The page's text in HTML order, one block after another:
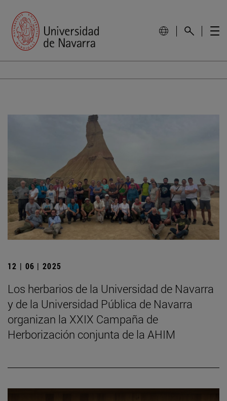
12 | 06 | 2025
Los herbarios de la Universidad de Navarra
y de la Universidad Pública de Navarra
organizan la XXIX Campaña de
Herborización conjunta de la AHIM